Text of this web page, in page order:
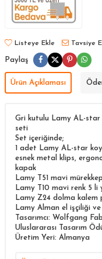
Listeye Ekle Tavsiye
Paylaş
Ürün Açıklaması
Gri kutulu Lamy AL-star
seti
Set içeriğinde;
1 adet Lamy AL-star
esnek metal klips,
kapak
Lamy T51 mavi
Lamy T10 mavi renk 5
Lamy Z24 dolma kalem
Lamy Alman el işçiliği
Tasarımcı: Wolfgang
Uluslararası Tasarım
Üretim Yeri: Almanya